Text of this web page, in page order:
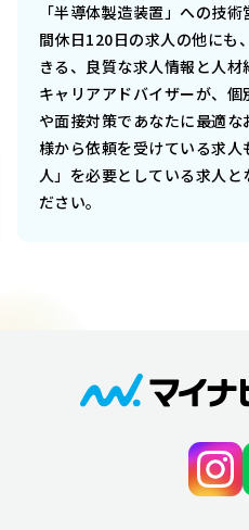
「半導体製造装置」への技
間休日120日の求人の他にも
きる、良質な求人情報と人
キャリアアドバイザーが、
や面接対策であなたに最適
様から依頼を受けている求
人」を必要としている求人と
ださい。